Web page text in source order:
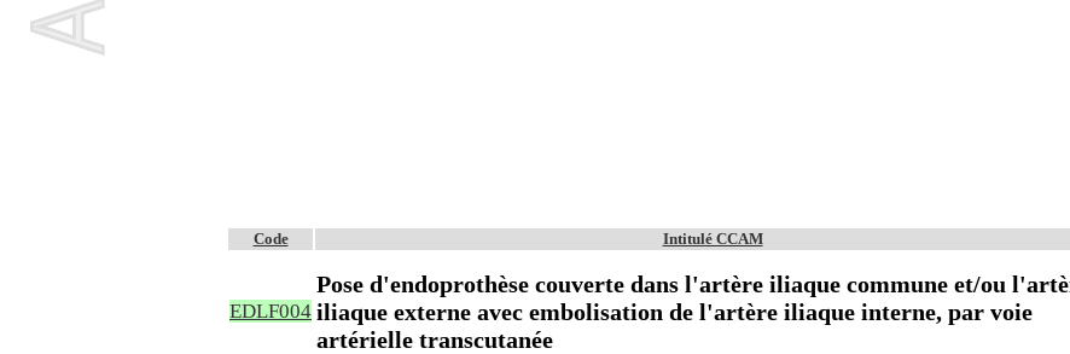
Code Intitulé CCAM
EDLF004
Pose d'endoprothèse couverte dans l'artère iliaque commune et/ou
iliaque externe avec embolisation de l'artère iliaque interne, par voie
artérielle transcutanée